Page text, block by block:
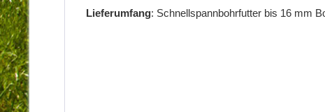
Lieferumfang: Schnellspannbohrfutter bis 16 mm